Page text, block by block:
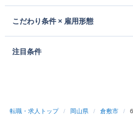
こだわり条件 × 雇用形態
注目条件
転職・求人トップ / 岡山県 / 倉敷市 /